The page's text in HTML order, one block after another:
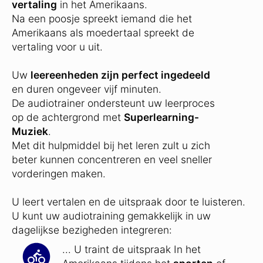
vertaling in het Amerikaans.
Na een poosje spreekt iemand die het
Amerikaans als moedertaal spreekt de
vertaling voor u uit.
Uw leereenheden zijn perfect ingedeeld
en duren ongeveer vijf minuten.
De audiotrainer ondersteunt uw leerproces
op de achtergrond met Superlearning-
Muziek.
Met dit hulpmiddel bij het leren zult u zich
beter kunnen concentreren en veel sneller
vorderingen maken.
U leert vertalen en de uitspraak door te luisteren.
U kunt uw audiotraining gemakkelijk in uw
dagelijkse bezigheden integreren:
... U traint de uitspraak In het